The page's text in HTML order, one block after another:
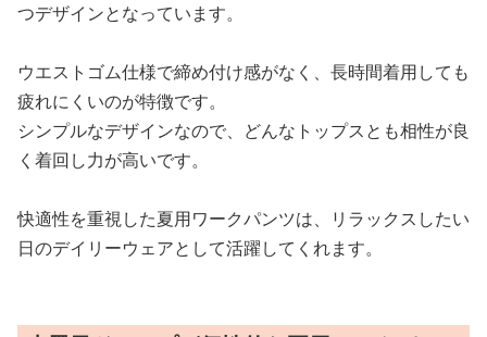
つデザインとなっています。
ウエストゴム仕様で締め付け感がなく、長時間着用しても
疲れにくいのが特徴です。
シンプルなデザインなので、どんなトップスとも相性が良
く着回し力が高いです。
快適性を重視した夏用ワークパンツは、リラックスしたい
日のデイリーウェアとして活躍してくれます。